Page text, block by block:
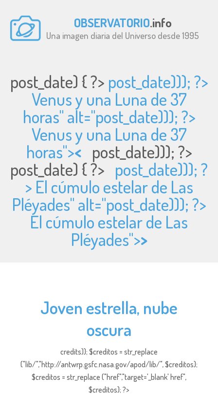
OBSERVATORIO.info
Una imagen diaria del Universo desde 1995
post_date) { ?> post_date))); ?>
Venus y una Luna de 37
horas" alt="post_date))); ?>
Venus y una Luna de 37
horas">< post_date))); ?>
post_date) { ?> post_date))); ?
> El cúmulo estelar de Las
Pléyades" alt="post_date))); ?>
El cúmulo estelar de Las
Pléyades">>
Joven estrella, nube
oscura
credits)); $creditos = str_replace
("lib/","http://antwrp.gsfc.nasa.gov/apod/lib/", $creditos);
$creditos = str_replace ("href","target='_blank' href",
$creditos); ?>